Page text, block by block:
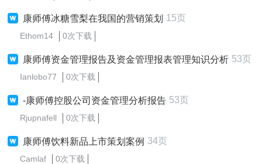
康师傅冰糖雪梨在我国的营销策划 15页
Ethom14 0次下载
康师傅资金管理报告及资金管理报表管理知识分析 53页
Ianlobo77 0次下载
-康师傅控股公司资金管理分析报告 53页
Rjupnafell 0次下载
康师傅饮料新品上市策划案例 34页
Camlaf 0次下载